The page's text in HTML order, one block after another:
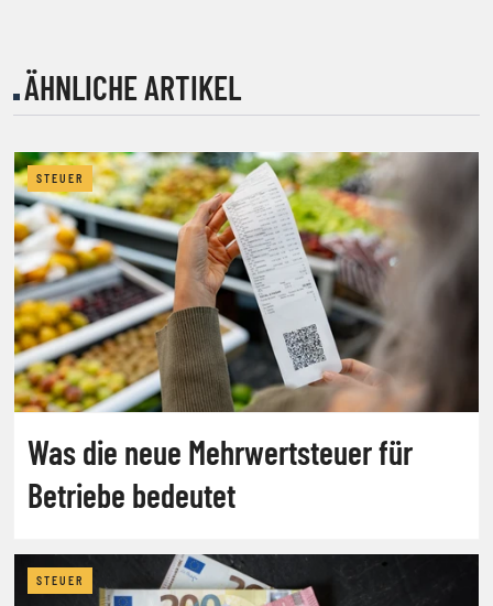
ÄHNLICHE ARTIKEL
STEUER
Was die neue Mehrwertsteuer für
Betriebe bedeutet
STEUER